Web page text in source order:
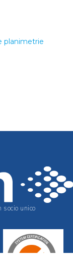
planimetrie
socio unico